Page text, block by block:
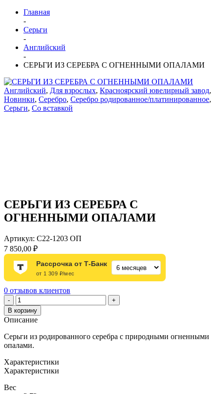
Главная
-
Серьги
-
Английский
-
СЕРЬГИ ИЗ СЕРЕБРА С ОГНЕННЫМИ ОПАЛАМИ
Английский, Для взрослых, Красноярский ювелирный завод,
Новинки, Серебро, Серебро родированное/платинированное,
Серьги, Со вставкой
СЕРЬГИ ИЗ СЕРЕБРА С
ОГНЕННЫМИ ОПАЛАМИ
Артикул: С22-1203 ОП
7 850,00 ₽
Рассрочка от Т-Банк
от 1 309 ₽/мес
0 отзывов клиентов
-
Количество
товара
СЕРЬГИ
ИЗ
СЕРЕБРА
С
ОПАЛАМИ
+
В корзину
Описание
Серьги из родированного серебра с природными огненными
опалами.
Характеристики
Характеристики
Вес